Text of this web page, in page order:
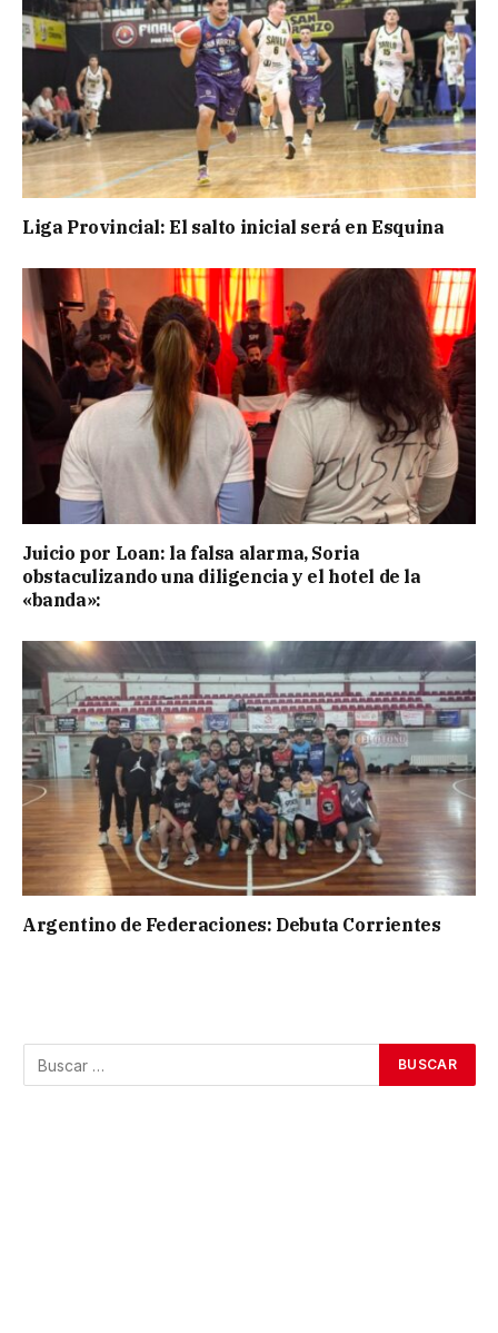
Liga Provincial: El salto inicial será en Esquina
Juicio por Loan: la falsa alarma, Soria
obstaculizando una diligencia y el hotel de la
«banda»:
Argentino de Federaciones: Debuta Corrientes